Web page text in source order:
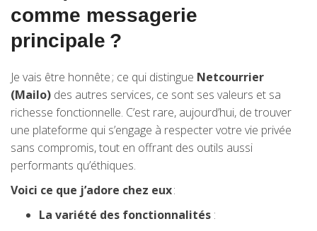
comme messagerie
principale ?
Je vais être honnête ; ce qui distingue Netcourrier
(Mailo) des autres services, ce sont ses valeurs et sa
richesse fonctionnelle. C’est rare, aujourd’hui, de trouver
une plateforme qui s’engage à respecter votre vie privée
sans compromis, tout en offrant des outils aussi
performants qu’éthiques.
Voici ce que j’adore chez eux:
La variété des fonctionnalités :